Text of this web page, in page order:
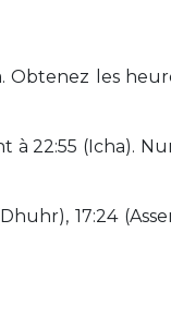
Obtenez les
22:55 (Icha).
17:24